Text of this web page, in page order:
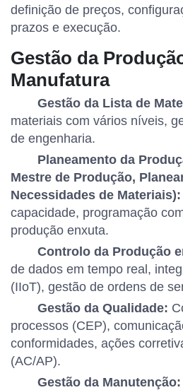
definição de preços,
prazos e execução.
Gestão da
Manufatura
Gestão da Lista de
materiais com vários níveis,
de engenharia.
Planeamento da
Mestre de Produção,
Necessidades de Materiais):
capacidade, programação
produção enxuta.
Controlo da Produção
de dados em tempo real,
(IIoT), gestão de ordens de
Gestão da Qualidade:
processos (CEP),
conformidades, ações
(AC/AP).
Gestão da Manutenção: